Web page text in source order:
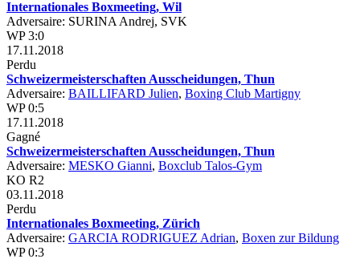
Internationales Boxmeeting, Wil
Adversaire: SURINA Andrej, SVK
WP 3:0
17.11.2018
Perdu
Schweizermeisterschaften Ausscheidungen, Thun
Adversaire: BAILLIFARD Julien, Boxing Club Martigny
WP 0:5
17.11.2018
Gagné
Schweizermeisterschaften Ausscheidungen, Thun
Adversaire: MESKO Gianni, Boxclub Talos-Gym
KO R2
03.11.2018
Perdu
Internationales Boxmeeting, Zürich
Adversaire: GARCIA RODRIGUEZ Adrian, Boxen zur Bildung
WP 0:3